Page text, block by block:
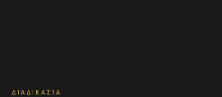
ΔΙΑΔΙΚΑΣΊΑ